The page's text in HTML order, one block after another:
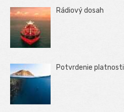
Rádiový dosah
Potvrdenie platnosti